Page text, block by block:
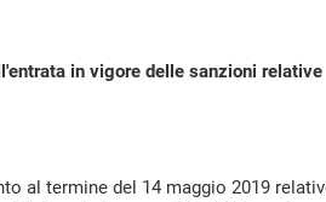
in vigore delle sanzioni relative
al termine del 14 maggio 2019